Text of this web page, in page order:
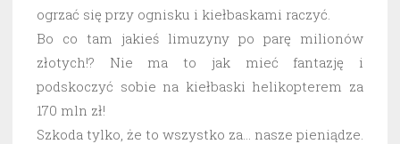
ogrzać się przy ognisku i kiełbaskami raczyć.
Bo co tam jakieś limuzyny po parę milionów
złotych!? Nie ma to jak mieć fantazję i
podskoczyć sobie na kiełbaski helikopterem za
170 mln zł!
Szkoda tylko, że to wszystko za… nasze pieniądze.